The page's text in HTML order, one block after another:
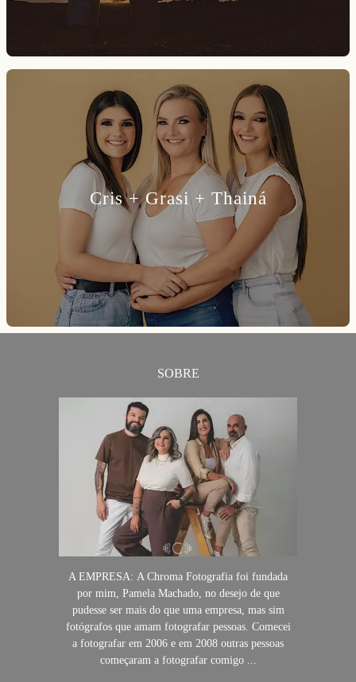
Cris + Grasi + Thainá
SOBRE
A EMPRESA: A Chroma Fotografia foi fundada
por mim, Pamela Machado, no desejo de que
pudesse ser mais do que uma empresa, mas sim
fotógrafos que amam fotografar pessoas. Comecei
a fotografar em 2006 e em 2008 outras pessoas
começaram a fotografar comigo ...